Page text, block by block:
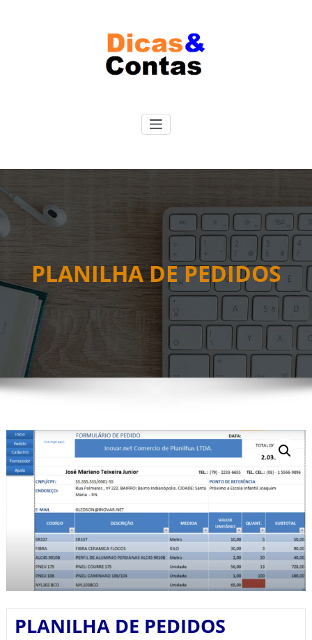
PLANILHA DE PEDIDOS
PLANILHA DE PEDIDOS